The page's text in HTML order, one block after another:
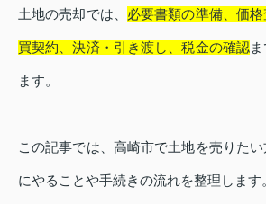
土地の売却では、 必要書類の準備、価
買契約、決済・引き渡し、税金の確認ま
ます。
この記事では、高崎市で土地を売りた
にやることや手続きの流れを整理します